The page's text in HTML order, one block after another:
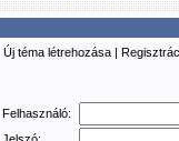
Új téma létrehozása |
Felhasználó: